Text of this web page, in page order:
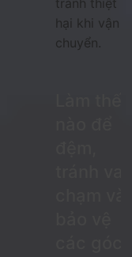
hại khi vận
chuyển.